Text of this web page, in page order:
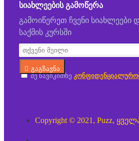
ᲡᲘᲐᲮᲚᲔᲔᲑᲘᲡ ᲒᲐᲛᲝᲬᲔᲠᲐ
გამოიწერეთ ჩვენი სიახლეები
საქმის კურსში
გაგზავნა
მე წავიკითხე
Copyright © 2021, Puzz,